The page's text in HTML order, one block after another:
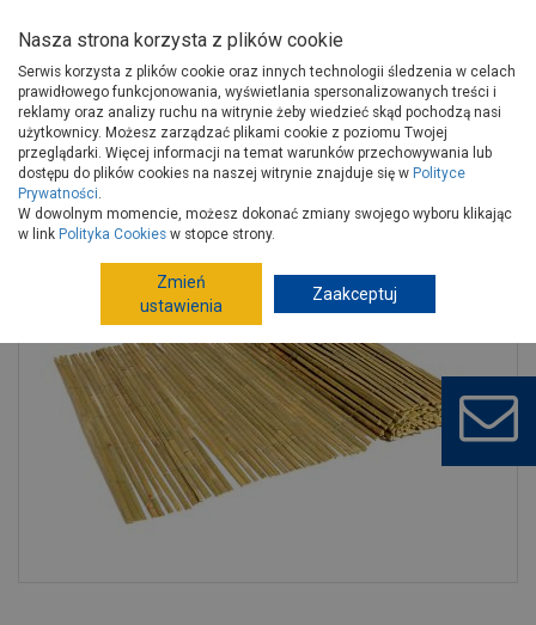
Strona główna Wokół domu
Ogród, hobby
Uprawa, pielęgnacja roślin
Siatki ochronne
Mata bambusowa Bamboocane 2x3 m, naturalny NORTENE
Nasza strona korzysta z plików cookie
Serwis korzysta z plików cookie oraz innych technologii śledzenia w celach
prawidłowego funkcjonowania, wyświetlania spersonalizowanych treści i
reklamy oraz analizy ruchu na witrynie żeby wiedzieć skąd pochodzą nasi
użytkownicy. Możesz zarządzać plikami cookie z poziomu Twojej
przeglądarki. Więcej informacji na temat warunków przechowywania lub
dostępu do plików cookies na naszej witrynie znajduje się w Polityce
Prywatności.
W dowolnym momencie, możesz dokonać zmiany swojego wyboru klikając
w link Polityka Cookies w stopce strony.
Zmień
ustawienia
Zaakceptuj